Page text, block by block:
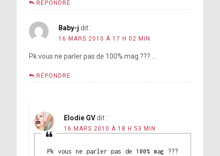
RÉPONDRE
Baby-j dit :
16 MARS 2010 À 17 H 02 MIN
Pk vous ne parler pas de 100% mag ??? …
RÉPONDRE
Elodie GV dit :
16 MARS 2010 À 18 H 53 MIN
Pk vous ne parler pas de 100% mag ???